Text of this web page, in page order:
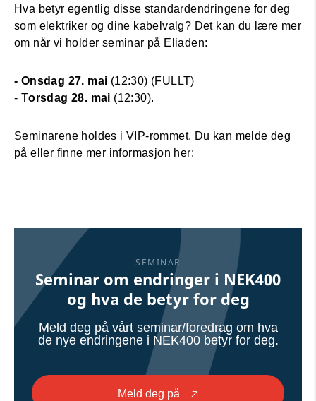
Hva betyr egentlig disse standardendringene for deg
som elektriker og dine kabelvalg? Det kan du lære mer
om når vi holder seminar på Eliaden:
- Onsdag 27. mai (12:30) (FULLT)
- Torsdag 28. mai (12:30).
Seminarene holdes i VIP-rommet. Du kan melde deg
på eller finne mer informasjon her:
SEMINAR
Seminar om endringer i NEK400
og hva de betyr for deg
Meld deg på vårt seminar/foredrag om hva
de nye endringene i NEK400 betyr for deg.
Meld deg på 🡥